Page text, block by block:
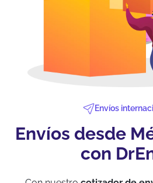
Envíos
Envíos desde
con